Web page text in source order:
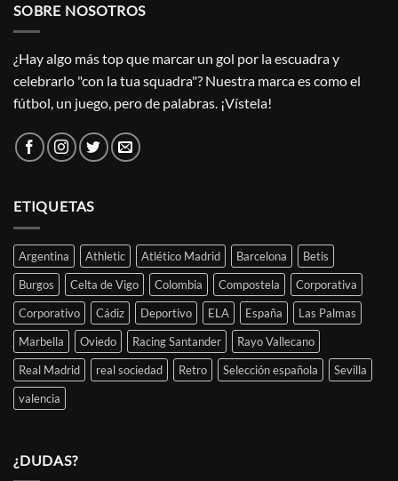
SOBRE NOSOTROS
¿Hay algo más top que marcar un gol por la escuadra y
celebrarlo "con la tua squadra"? Nuestra marca es como el
fútbol, un juego, pero de palabras. ¡Vístela!
ETIQUETAS
Argentina Athletic Atlético Madrid Barcelona
Betis
Burgos
Celta de Vigo Colombia Compostela
Corporativa
Corporativo
Cádiz Deportivo ELA España
Las Palmas
Marbella
Oviedo Racing Santander
Rayo Vallecano
Real Madrid
real sociedad Retro Selección española
Sevilla
valencia
¿DUDAS?